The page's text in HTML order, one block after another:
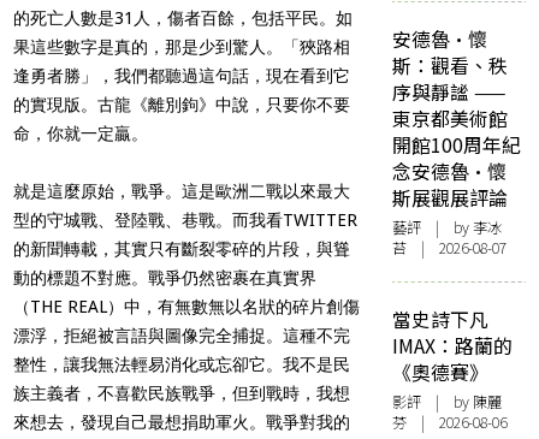
的死亡人數是31人，傷者百餘，包括平民。如
果這些數字是真的，那是少到驚人。「狹路相
逢勇者勝」，我們都聽過這句話，現在看到它
的實現版。古龍《離別鉤》中說，只要你不要
命，你就一定贏。
就是這麼原始，戰爭。這是歐洲二戰以來最大
型的守城戰、登陸戰、巷戰。而我看TWITTER
的新聞轉載，其實只有斷裂零碎的片段，與聳
動的標題不對應。戰爭仍然密裹在真實界
（THE REAL）中，有無數無以名狀的碎片創傷
漂浮，拒絕被言語與圖像完全捕捉。這種不完
整性，讓我無法輕易消化或忘卻它。我不是民
族主義者，不喜歡民族戰爭，但到戰時，我想
來想去，發現自己最想捐助軍火。戰爭對我的
安德魯·懷
斯：觀看、秩
序與靜謐 ——
東京都美術館
開館100周年紀
念安德魯·懷
斯展觀展評論
藝評 | by 李冰
苔 | 2026-08-07
當史詩下凡
IMAX：路蘭的
《奧德賽》
影評 | by 陳麗
芬 | 2026-08-06